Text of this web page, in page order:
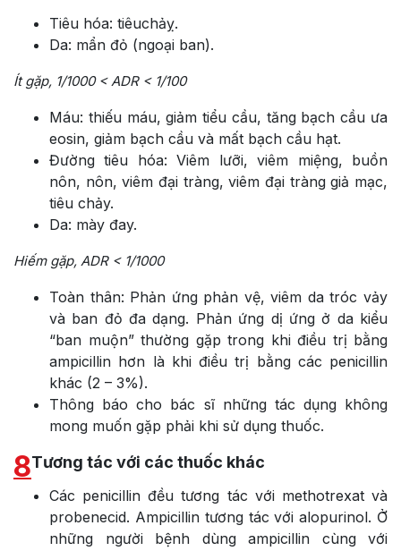
Tiêu hóa: tiêuchảỵ.
Da: mẩn đỏ (ngoại ban).
Ít gặp, 1/1000 < ADR < 1/100
Máu: thiếu máu, giảm tiểu cầu, tăng bạch cầu ưa
eosin, giảm bạch cầu và mất bạch cầu hạt.
Đường tiêu hóa: Viêm lưỡi, viêm miệng, buồn
nôn, nôn, viêm đại tràng, viêm đại tràng giả mạc,
tiêu chảy.
Da: mày đay.
Hiếm gặp, ADR < 1/1000
Toàn thân: Phản ứng phản vệ, viêm da tróc vảy
và ban đỏ đa dạng. Phản ứng dị ứng ở da kiểu
“ban muộn” thường gặp trong khi điều trị bằng
ampicillin hơn là khi điều trị bằng các penicillin
khác (2 – 3%).
Thông báo cho bác sĩ những tác dụng không
mong muốn gặp phải khi sử dụng thuốc.
8Tương tác với các thuốc khác
Các penicillin đều tương tác với methotrexat và
probenecid. Ampicillin tương tác với alopurinol. Ở
những người bệnh dùng ampicillin cùng với